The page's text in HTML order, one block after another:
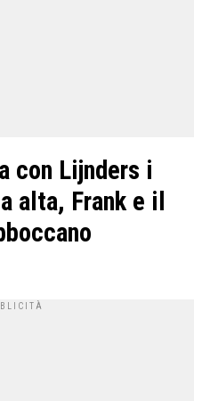
con Lijnders i
alta, Frank e il